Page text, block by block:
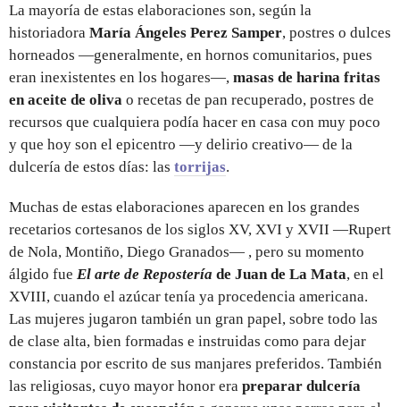
La mayoría de estas elaboraciones son, según la
historiadora María Ángeles Perez Samper, postres o dulces
horneados —generalmente, en hornos comunitarios, pues
eran inexistentes en los hogares—, masas de harina fritas
en aceite de oliva o recetas de pan recuperado, postres de
recursos que cualquiera podía hacer en casa con muy poco
y que hoy son el epicentro —y delirio creativo— de la
dulcería de estos días: las torrijas.
Muchas de estas elaboraciones aparecen en los grandes
recetarios cortesanos de los siglos XV, XVI y XVII —Rupert
de Nola, Montiño, Diego Granados— , pero su momento
álgido fue El arte de Repostería de Juan de La Mata, en el
XVIII, cuando el azúcar tenía ya procedencia americana.
Las mujeres jugaron también un gran papel, sobre todo las
de clase alta, bien formadas e instruidas como para dejar
constancia por escrito de sus manjares preferidos. También
las religiosas, cuyo mayor honor era preparar dulcería